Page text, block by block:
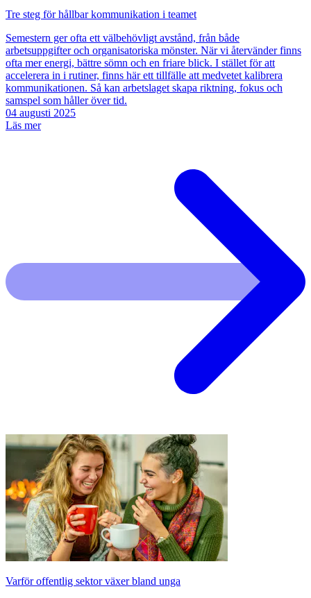
Tre steg för hållbar kommunikation i teamet
Semestern ger ofta ett välbehövligt avstånd, från både
arbetsuppgifter och organisatoriska mönster. När vi återvänder finns
ofta mer energi, bättre sömn och en friare blick. I stället för att
accelerera in i rutiner, finns här ett tillfälle att medvetet kalibrera
kommunikationen. Så kan arbetslaget skapa riktning, fokus och
samspel som håller över tid.
04 augusti 2025
Läs mer
Varför offentlig sektor växer bland unga